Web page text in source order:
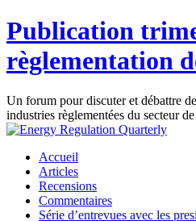
Publication
règlementation
Un forum pour discuter et débattre
industries règlementées du secteur
Accueil
Articles
Recensions
Commentaires
Série d’entrevues avec les